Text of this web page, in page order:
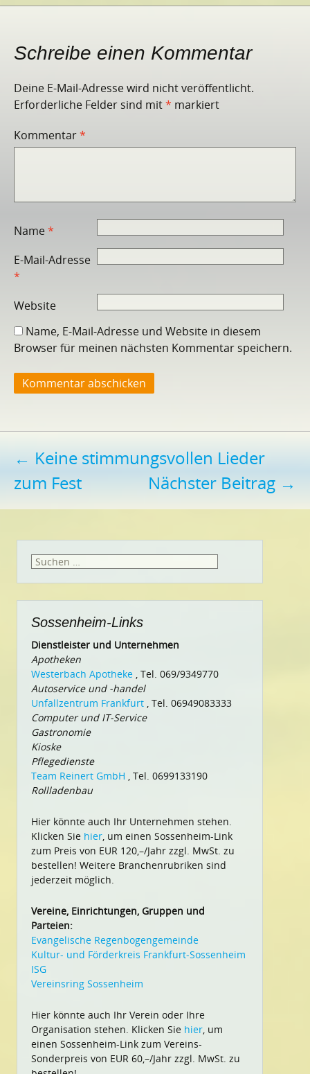
Schreibe einen Kommentar
Deine E-Mail-Adresse wird nicht veröffentlicht.
Erforderliche Felder sind mit* markiert
Kommentar*
Name*
E-Mail-Adresse
*
Website
Name, E-Mail-Adresse und Website in diesem
Browser für meinen nächsten Kommentar speichern.
Beitragsnavigation
← Keine stimmungsvollen Lieder
zum Fest
Nächster Beitrag →
Suchen
Sossenheim-Links
Dienstleister und Unternehmen
Apotheken
Westerbach Apotheke , Tel. 069/9349770
Autoservice und -handel
Unfallzentrum Frankfurt , Tel. 06949083333
Computer und IT-Service
Gastronomie
Kioske
Pflegedienste
Team Reinert GmbH , Tel. 0699133190
Rollladenbau
Hier könnte auch Ihr Unternehmen stehen.
Klicken Sie hier, um einen Sossenheim-Link
zum Preis von EUR 120,–/Jahr zzgl. MwSt. zu
bestellen! Weitere Branchenrubriken sind
jederzeit möglich.
Vereine, Einrichtungen, Gruppen und
Parteien:
Evangelische Regenbogengemeinde
Kultur- und Förderkreis Frankfurt-Sossenheim
ISG
Vereinsring Sossenheim
Hier könnte auch Ihr Verein oder Ihre
Organisation stehen. Klicken Sie hier, um
einen Sossenheim-Link zum Vereins-
Sonderpreis von EUR 60,–/Jahr zzgl. MwSt. zu